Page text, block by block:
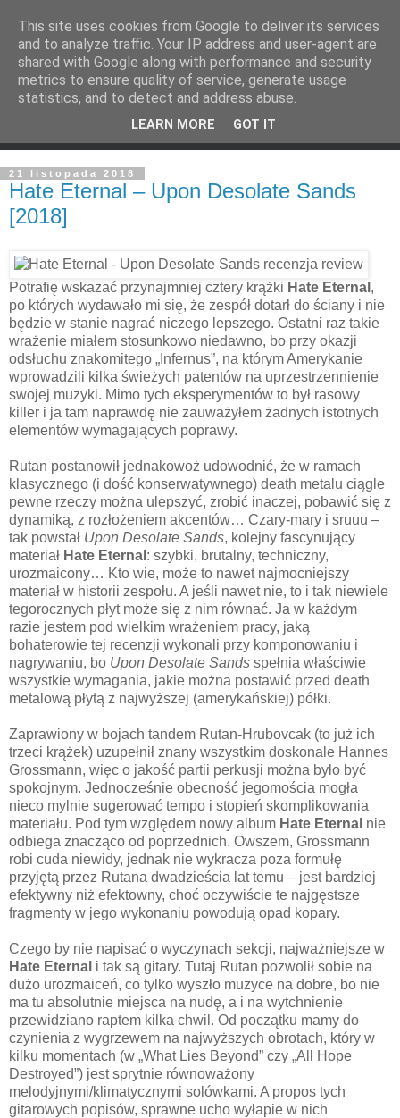
21 listopada 2018
Hate Eternal – Upon Desolate Sands
[2018]
Potrafię wskazać przynajmniej cztery krążki Hate Eternal ,
po których wydawało mi się, że zespół dotarł do ściany i nie
będzie w stanie nagrać niczego lepszego. Ostatni raz takie
wrażenie miałem stosunkowo niedawno, bo przy okazji
odsłuchu znakomitego „Infernus”, na którym Amerykanie
wprowadzili kilka świeżych patentów na uprzestrzennienie
swojej muzyki. Mimo tych eksperymentów to był rasowy
killer i ja tam naprawdę nie zauważyłem żadnych istotnych
elementów wymagających poprawy.
Rutan postanowił jednakowoż udowodnić, że w ramach
klasycznego (i dość konserwatywnego) death metalu ciągle
pewne rzeczy można ulepszyć, zrobić inaczej, pobawić się z
dynamiką, z rozłożeniem akcentów… Czary-mary i sruuu –
tak powstał Upon Desolate Sands, kolejny fascynujący
materiał Hate Eternal : szybki, brutalny, techniczny,
urozmaicony… Kto wie, może to nawet najmocniejszy
materiał w historii zespołu. A jeśli nawet nie, to i tak niewiele
tegorocznych płyt może się z nim równać. Ja w każdym
razie jestem pod wielkim wrażeniem pracy, jaką
bohaterowie tej recenzji wykonali przy komponowaniu i
nagrywaniu, bo Upon Desolate Sands spełnia właściwie
wszystkie wymagania, jakie można postawić przed death
metalową płytą z najwyższej (amerykańskiej) półki.
Zaprawiony w bojach tandem Rutan-Hrubovcak (to już ich
trzeci krążek) uzupełnił znany wszystkim doskonale Hannes
Grossmann, więc o jakość partii perkusji można było być
spokojnym. Jednocześnie obecność jegomościa mogła
nieco mylnie sugerować tempo i stopień skomplikowania
materiału. Pod tym względem nowy album Hate Eternal nie
odbiega znacząco od poprzednich. Owszem, Grossmann
robi cuda niewidy, jednak nie wykracza poza formułę
przyjętą przez Rutana dwadzieścia lat temu – jest bardziej
efektywny niż efektowny, choć oczywiście te najgęstsze
fragmenty w jego wykonaniu powodują opad kopary.
Czego by nie napisać o wyczynach sekcji, najważniejsze w
Hate Eternal i tak są gitary. Tutaj Rutan pozwolił sobie na
dużo urozmaiceń, co tylko wyszło muzyce na dobre, bo nie
ma tu absolutnie miejsca na nudę, a i na wytchnienie
przewidziano raptem kilka chwil. Od początku mamy do
czynienia z wygrzewem na najwyższych obrotach, który w
kilku momentach (w „What Lies Beyond” czy „All Hope
Destroyed”) jest sprytnie równoważony
melodyjnymi/klimatycznymi solówkami. A propos tych
gitarowych popisów, sprawne ucho wyłapie w nich
This site uses cookies from Google to deliver its services
and to analyze traffic. Your IP address and user-agent are
shared with Google along with performance and security
metrics to ensure quality of service, generate usage
statistics, and to detect and address abuse.
LEARN MORE GOT IT